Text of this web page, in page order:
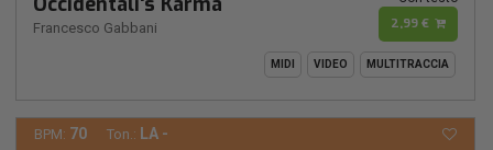
Francesco Gabbani 2,99 €
MIDI VIDEO MULTITRACCIA
BPM: 70 Ton.: LA -